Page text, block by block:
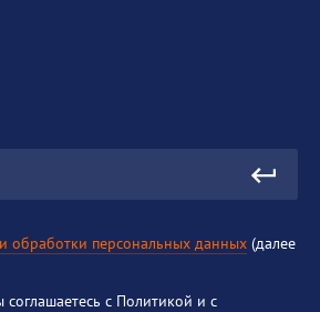
обработки персональных данных (далее
соглашаетесь с Политикой и с